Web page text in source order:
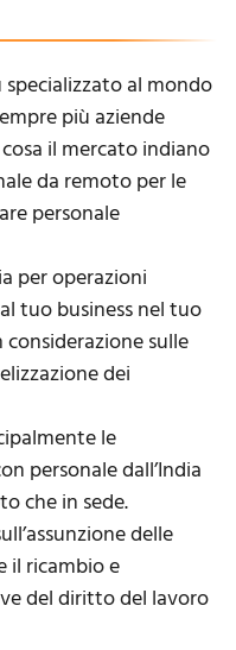
al mondo
più aziende
il mercato indiano
da remoto per le
personale
per operazioni
tuo business nel tuo
considerazione sulle
dei
le
personale dall’India
che in sede.
delle
il ricambio e
del diritto del lavoro